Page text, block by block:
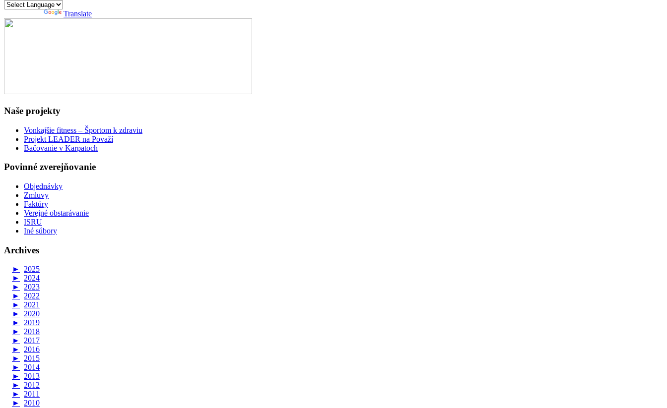
Translate
Naše projekty
Vonkajšie fitness – Športom k zdraviu
Projekt LEADER na Považí
Bačovanie v Karpatoch
Povinné zverejňovanie
Objednávky
Zmluvy
Faktúry
Verejné obstarávanie
ISRU
Iné súbory
Archives
►
2025
►
2024
►
2023
►
2022
►
2021
►
2020
►
2019
►
2018
►
2017
►
2016
►
2015
►
2014
►
2013
►
2012
►
2011
►
2010